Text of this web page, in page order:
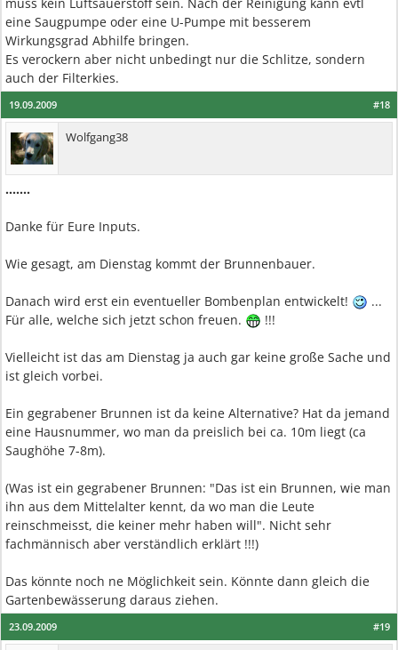
eine Saugpumpe oder eine U-Pumpe mit besserem
Wirkungsgrad Abhilfe bringen.
Es verockern aber nicht unbedingt nur die Schlitze, sondern
auch der Filterkies.
#18
19.09.2009
Wolfgang38
.......
Danke für Eure Inputs.
Wie gesagt, am Dienstag kommt der Brunnenbauer.
Danach wird erst ein eventueller Bombenplan entwickelt!
...
Für alle, welche sich jetzt schon freuen.
!!!
Vielleicht ist das am Dienstag ja auch gar keine große Sache und
ist gleich vorbei.
Ein gegrabener Brunnen ist da keine Alternative? Hat da jemand
eine Hausnummer, wo man da preislich bei ca. 10m liegt (ca
Saughöhe 7-8m).
(Was ist ein gegrabener Brunnen: "Das ist ein Brunnen, wie man
ihn aus dem Mittelalter kennt, da wo man die Leute
reinschmeisst, die keiner mehr haben will". Nicht sehr
fachmännisch aber verständlich erklärt !!!)
Das könnte noch ne Möglichkeit sein. Könnte dann gleich die
Gartenbewässerung daraus ziehen.
#19
23.09.2009